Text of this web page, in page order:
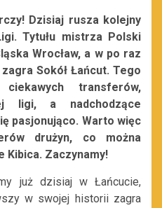
Dzisiaj rusza kolejny
Tytułu mistrza Polski
Wrocław, a w po raz
Sokół Łańcut. Tego
transferów,
ligi, a nadchodzące
pasjonująco. Warto więc
drużyn, co można
Kibica. Zaczynamy!
już dzisiaj w Łańcucie,
w swojej historii zagra